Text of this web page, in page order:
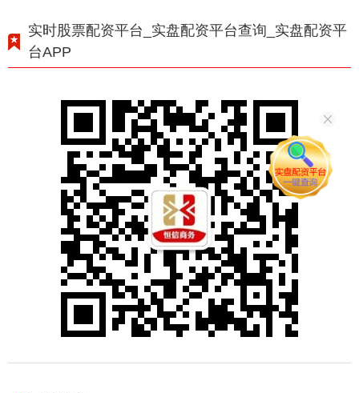
实时股票配资平台_实盘配资平台查询_实盘配资平
台APP